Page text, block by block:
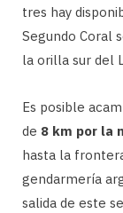
tres hay
Segundo Coral
la orilla sur del
Es posible
de 8 km por la
hasta la
gendarmería
salida de este